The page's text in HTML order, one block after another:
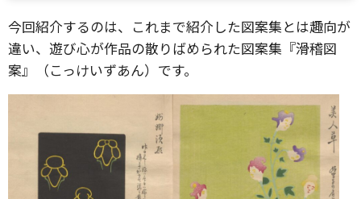
今回紹介するのは、これまで紹介した図案集とは趣向が
違い、遊び心が作品の散りばめられた図案集『滑稽図
案』（こっけいずあん）です。